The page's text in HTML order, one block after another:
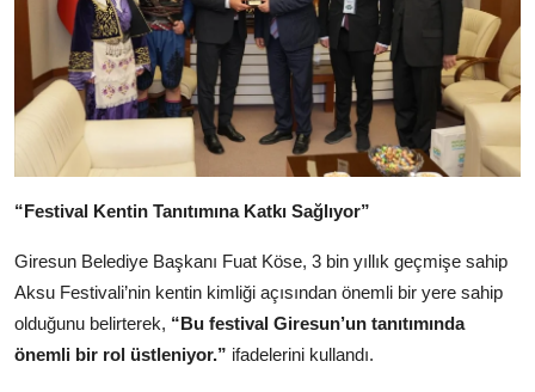
“Festival Kentin Tanıtımına Katkı Sağlıyor”
Giresun Belediye Başkanı Fuat Köse, 3 bin yıllık geçmişe sahip
Aksu Festivali’nin kentin kimliği açısından önemli bir yere sahip
olduğunu belirterek, “Bu festival Giresun’un tanıtımında
önemli bir rol üstleniyor.” ifadelerini kullandı.